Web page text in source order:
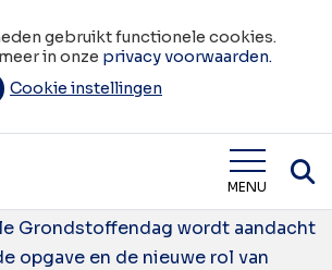
gebruikt functionele cookies.
in onze privacy voorwaarden.
Cookie instellingen
MENU
Grondstoffendag
Grondstoffendag wordt aandacht
opgave en de nieuwe rol van